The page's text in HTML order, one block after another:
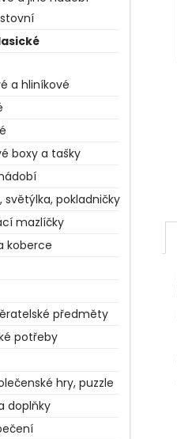
a hliníkové
boxy a tašky
světýlka, pokladničky
mazlíčky
koberce
předměty
potřeby
hry, puzzle
doplňky
TISÍCKRÁT JINAK